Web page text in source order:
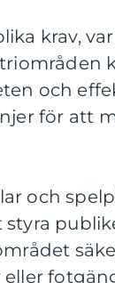
krav,
och
för att
och